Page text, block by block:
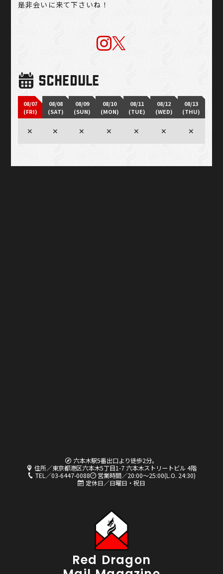
是非会いに来て下さいね！
SCHEDULE
08/07
(FRI)
✕
08/08
(SAT)
✕
08/09
(SUN)
✕
08/10
(MON)
✕
08/11
(TUE)
✕
08/12
(WED)
✕
08/13
(THU)
✕
六本木駅5番出口より徒歩2分。
住所／東京都港区六本木5丁目1-7 六本木ストリートビル 4階
TEL／03-6447-0088
営業時間／20:00〜25:00(L.O. 24:30)
定休日／日曜日・祝日
Red Dragon